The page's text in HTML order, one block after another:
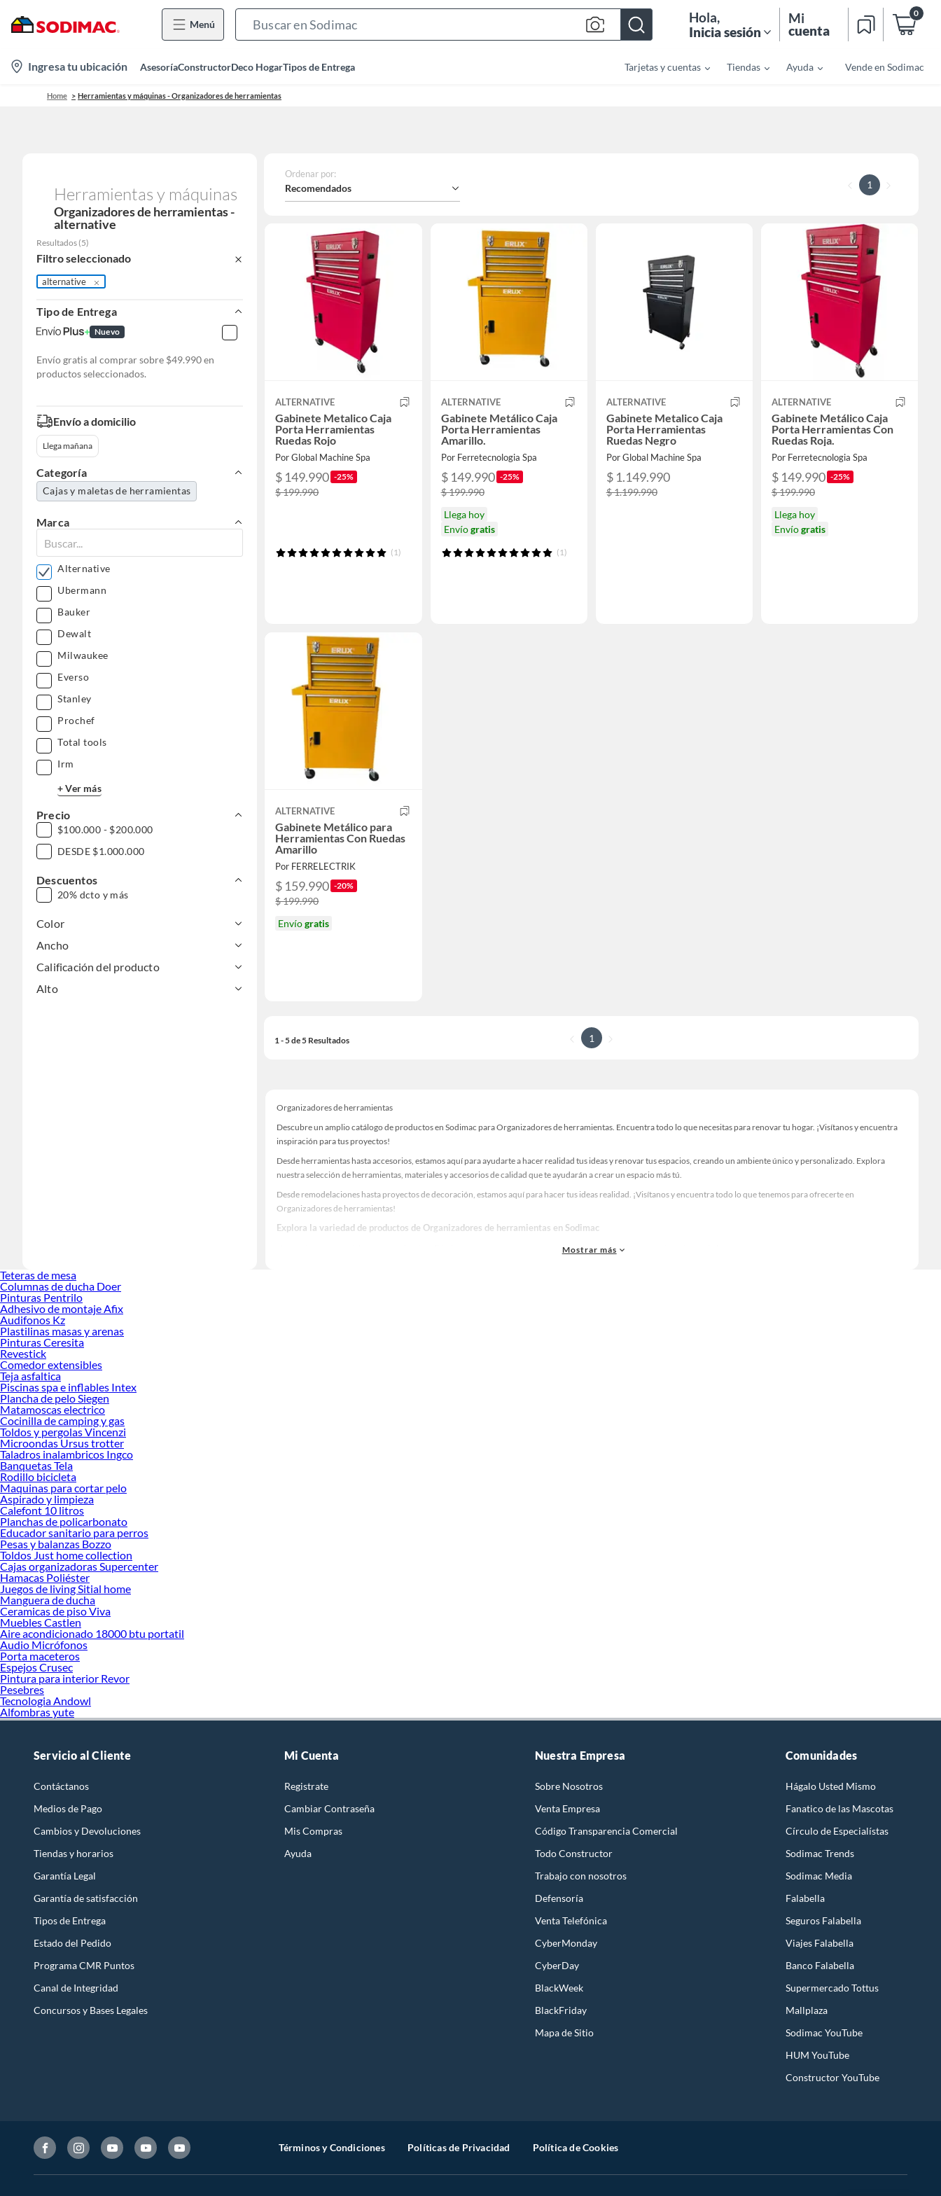
Menú
Bar
Hola,
Inicia sesión
Mi
cuenta
0
location-
icon
Ingresa tu ubicación AsesoríaConstructorDeco HogarTipos de Entrega Tarjetas y cuentas Tiendas Ayuda Vende en Sodimac
Home Herramientas y máquinas - Organizadores de herramientas
Herramientas y máquinas
Organizadores de herramientas -
alternative
Resultados (5)
Filtro seleccionado
alternative
Tipo de Entrega
Nuevo
Envío gratis al comprar sobre $49.990 en
productos seleccionados.
Envío a domicilio
Llega mañana
Categoría
Cajas y maletas de herramientas
Marca
Alternative
Ubermann
Bauker
Dewalt
Milwaukee
Everso
Stanley
Prochef
Total tools
Irm
+ Ver más
Precio
$100.000 - $200.000
DESDE $1.000.000
Descuentos
20% dcto y más
Color
Ancho
Calificación del producto
Alto
Ordenar por:
Recomendados 1
ALTERNATIVE
Gabinete Metalico Caja
Porta Herramientas
Ruedas Rojo
Por Global Machine Spa
$ 149.990 -25%
$ 199.990
(1)
ALTERNATIVE
Gabinete Metálico Caja
Porta Herramientas
Amarillo.
Por Ferretecnologia Spa
$ 149.990 -25%
$ 199.990
Llega hoy
Envíogratis
(1)
ALTERNATIVE
Gabinete Metalico Caja
Porta Herramientas
Ruedas Negro
Por Global Machine Spa
$ 1.149.990
$ 1.199.990
ALTERNATIVE
Gabinete Metálico Caja
Porta Herramientas Con
Ruedas Roja.
Por Ferretecnologia Spa
$ 149.990 -25%
$ 199.990
Llega hoy
Envíogratis
ALTERNATIVE
Gabinete Metálico para
Herramientas Con Ruedas
Amarillo
Por FERRELECTRIK
$ 159.990 -20%
$ 199.990
Envíogratis
1 - 5 de 5 Resultados 1
Organizadores de herramientas
Descubre un amplio catálogo de productos en Sodimac para Organizadores de herramientas. Encuentra todo lo que necesitas para renovar tu hogar. ¡Visítanos y encuentra
inspiración para tus proyectos!
Desde herramientas hasta accesorios, estamos aquí para ayudarte a hacer realidad tus ideas y renovar tus espacios, creando un ambiente único y personalizado. Explora
nuestra selección de herramientas, materiales y accesorios de calidad que te ayudarán a crear un espacio más tú.
Desde remodelaciones hasta proyectos de decoración, estamos aquí para hacer tus ideas realidad. ¡Visítanos y encuentra todo lo que tenemos para ofrecerte en
Organizadores de herramientas!
Explora la variedad de productos de Organizadores de herramientas en Sodimac
Herramientas, materiales y accesorios de calidad para tus proyectos y renovación de espacios. ¡Visítanos y descubre todo lo que tenemos para ofrecerte!
Mostrar más
Teteras de mesa
Columnas de ducha Doer
Pinturas Pentrilo
Adhesivo de montaje Afix
Audifonos Kz
Plastilinas masas y arenas
Pinturas Ceresita
Revestick
Comedor extensibles
Teja asfaltica
Piscinas spa e inflables Intex
Plancha de pelo Siegen
Matamoscas electrico
Cocinilla de camping y gas
Toldos y pergolas Vincenzi
Microondas Ursus trotter
Taladros inalambricos Ingco
Banquetas Tela
Rodillo bicicleta
Maquinas para cortar pelo
Aspirado y limpieza
Calefont 10 litros
Planchas de policarbonato
Educador sanitario para perros
Pesas y balanzas Bozzo
Toldos Just home collection
Cajas organizadoras Supercenter
Hamacas Poliéster
Juegos de living Sitial home
Manguera de ducha
Ceramicas de piso Viva
Muebles Castlen
Aire acondicionado 18000 btu portatil
Audio Micrófonos
Porta maceteros
Espejos Crusec
Pintura para interior Revor
Pesebres
Tecnologia Andowl
Alfombras yute
Servicio al Cliente
Contáctanos
Medios de Pago
Cambios y Devoluciones
Tiendas y horarios
Garantía Legal
Garantía de satisfacción
Tipos de Entrega
Estado del Pedido
Programa CMR Puntos
Canal de Integridad
Concursos y Bases Legales
Mi Cuenta
Registrate
Cambiar Contraseña
Mis Compras
Ayuda
Nuestra Empresa
Sobre Nosotros
Venta Empresa
Código Transparencia Comercial
Todo Constructor
Trabajo con nosotros
Defensoría
Venta Telefónica
CyberMonday
CyberDay
BlackWeek
BlackFriday
Mapa de Sitio
Comunidades
Hágalo Usted Mismo
Fanatico de las Mascotas
Círculo de Especialístas
Sodimac Trends
Sodimac Media
Falabella
Seguros Falabella
Viajes Falabella
Banco Falabella
Supermercado Tottus
Mallplaza
Sodimac YouTube
HUM YouTube
Constructor YouTube
Términos y Condiciones Políticas de Privacidad Política de Cookies